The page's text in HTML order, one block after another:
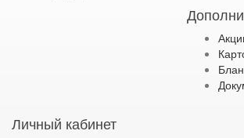
Личный кабинет